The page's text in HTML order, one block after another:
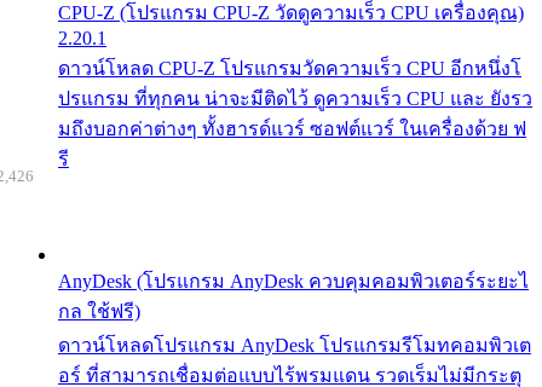
CPU-Z (โปรแกรม CPU-Z วัดดูความเร็ว CPU เครื่องคุณ)
2.20.1
ดาวน์โหลด CPU-Z โปรแกรมวัดความเร็ว CPU อีกหนึ่งโ
ปรแกรม ที่ทุกคน น่าจะมีติดไว้ ดูความเร็ว CPU และ ยังรว
มถึงบอกค่าต่างๆ ทั้งฮารด์แวร์ ซอฟต์แวร์ ในเครื่องด้วย ฟ
รี
AnyDesk (โปรแกรม AnyDesk ควบคุมคอมพิวเตอร์ระยะไ
กล ใช้ฟรี)
ดาวน์โหลดโปรแกรม AnyDesk โปรแกรมรีโมทคอมพิวเต
อร์ ที่สามารถเชื่อมต่อแบบไร้พรมแดน รวดเร็มไม่มีกระตุ